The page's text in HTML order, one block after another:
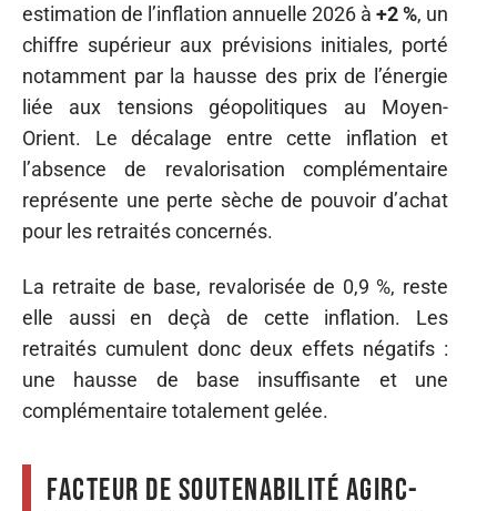
estimation de l’inflation annuelle 2026 à +2 %, un
chiffre supérieur aux prévisions initiales, porté
notamment par la hausse des prix de l’énergie
liée aux tensions géopolitiques au Moyen-
Orient. Le décalage entre cette inflation et
l’absence de revalorisation complémentaire
représente une perte sèche de pouvoir d’achat
pour les retraités concernés.
La retraite de base, revalorisée de 0,9 %, reste
elle aussi en deçà de cette inflation. Les
retraités cumulent donc deux effets négatifs :
une hausse de base insuffisante et une
complémentaire totalement gelée.
Facteur de soutenabilité Agirc-